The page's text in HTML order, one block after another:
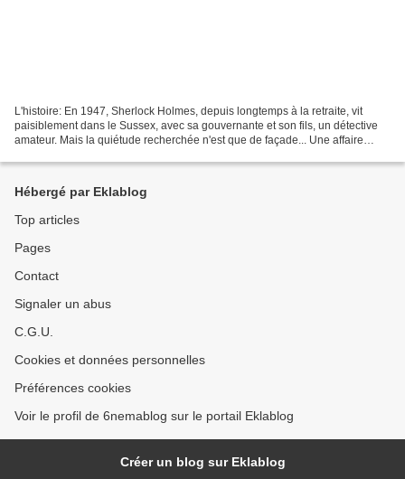
L'histoire: En 1947, Sherlock Holmes, depuis longtemps à la retraite, vit
paisiblement dans le Sussex, avec sa gouvernante et son fils, un détective
amateur. Mais la quiétude recherchée n'est que de façade... Une affaire
Hébergé par Eklablog
Top articles
Pages
Contact
Signaler un abus
C.G.U.
Cookies et données personnelles
Préférences cookies
Voir le profil de 6nemablog sur le portail Eklablog
Créer un blog sur Eklablog